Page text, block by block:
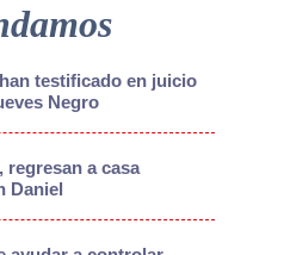
testificado en juicio
Negro
regresan a casa
Daniel